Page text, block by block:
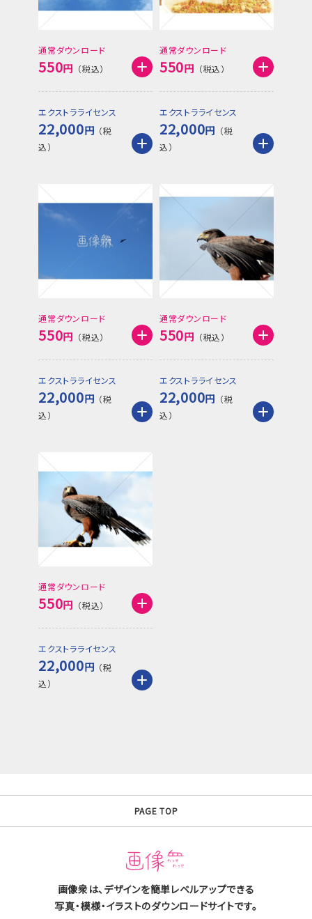
通常ダウンロード
550円
エクストラライセンス
22,000円
通常ダウンロード
550円
エクストラライセンス
22,000円
通常ダウンロード
550円
エクストラライセンス
22,000円
通常ダウンロード
550円
エクストラライセンス
22,000円
通常ダウンロード
550円
エクストラライセンス
22,000円
PAGE TOP
画像衆は、デザインを簡単レベルアップできる
写真・模様・イラストのダウンロードサイトです。